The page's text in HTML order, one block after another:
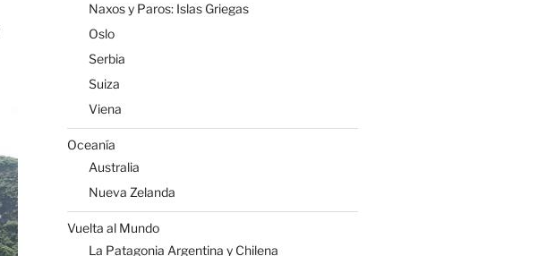
Naxos y Paros: Islas Griegas
Oslo
Serbia
Suiza
Viena
Oceanía
Australia
Nueva Zelanda
Vuelta al Mundo
La Patagonia Argentina y Chilena